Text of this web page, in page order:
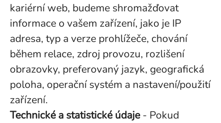
kariérní web, budeme shromažďovat
informace o vašem zařízení, jako je IP
adresa, typ a verze prohlížeče, chování
během relace, zdroj provozu, rozlišení
obrazovky, preferovaný jazyk, geografická
poloha, operační systém a nastavení/použití
zařízení.
Technické a statistické údaje- Pokud